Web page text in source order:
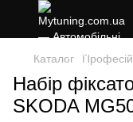
Каталог
Набір
SKODA